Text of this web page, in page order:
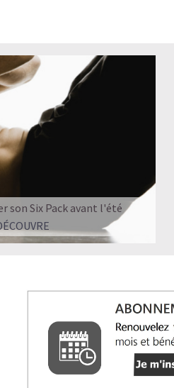
son Six Pack avant l'été